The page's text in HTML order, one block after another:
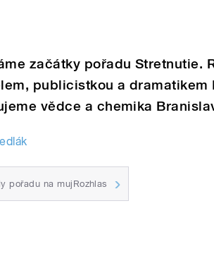
začátky pořadu Stretnutie.
publicistkou a dramatikem
vědce a chemika
pořadu na mujRozhlas